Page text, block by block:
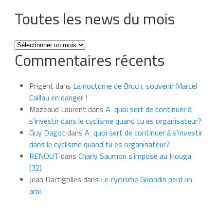
Toutes les news du mois
Toutes
les
news
mois
Commentaires récents
Prigent dans La nocturne de Bruch, souvenir Marcel
Caillau en danger !
Mazeaud Laurent dans A quoi sert de continuer à
s’investir dans le cyclisme quand tu es organisateur?
Guy Dagot dans A quoi sert de continuer à s’investir
dans le cyclisme quand tu es organisateur?
RENOUT dans Charly Saumon s’impose au Houga
(32)
Jean Dartigolles dans Le cyclisme Girondin perd un
ami